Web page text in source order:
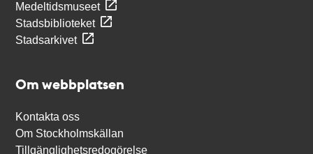
Medeltidsmuseet
Stadsbiblioteket
Stadsarkivet
Om webbplatsen
Kontakta oss
Om Stockholmskällan
Tillgänglighetsredogörelse